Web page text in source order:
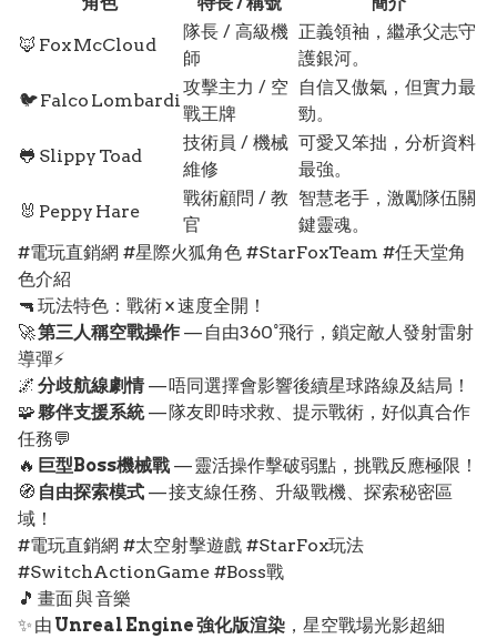
🦊 Fox McCloud
隊長 / 高級機
師
正義領袖，繼承父志守
護銀河。
🐦 Falco Lombardi
攻擊主力 / 空
戰王牌
自信又傲氣，但實力最
勁。
🐸 Slippy Toad
技術員 / 機械
維修
可愛又笨拙，分析資料
最強。
🐰 Peppy Hare
戰術顧問 / 教
官
智慧老手，激勵隊伍關
鍵靈魂。
#電玩直銷網 #星際火狐角色 #StarFoxTeam #任天堂角
色介紹
🔫 玩法特色：戰術 × 速度全開！
🚀第三人稱空戰操作 — 自由360°飛行，鎖定敵人發射雷射
導彈⚡
🌌 分歧航線劇情— 唔同選擇會影響後續星球路線及結局！
🧩夥伴支援系統— 隊友即時求救、提示戰術，好似真合作
任務💬
🔥 巨型Boss機械戰 — 靈活操作擊破弱點，挑戰反應極限！
🧭 自由探索模式 — 接支線任務、升級戰機、探索秘密區
域！
#電玩直銷網 #太空射擊遊戲 #StarFox玩法
#SwitchActionGame #Boss戰
🎵 畫面 與 音樂
✨ 由 Unreal Engine 強化版渲染 ，星空戰場光影超細